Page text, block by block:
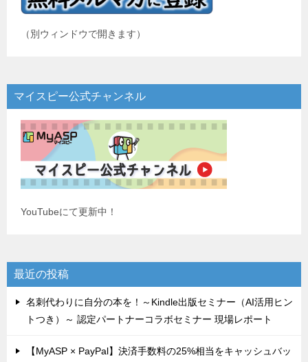
（別ウィンドウで開きます）
マイスピー公式チャンネル
YouTubeにて更新中！
最近の投稿
名刺代わりに自分の本を！～Kindle出版セミナー（AI活用ヒン
トつき）～ 認定パートナーコラボセミナー 現場レポート
【MyASP × PayPal】決済手数料の25%相当をキャッシュバッ